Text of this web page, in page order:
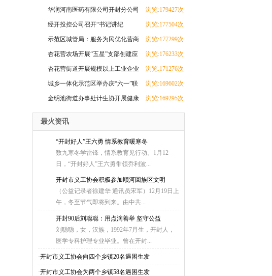
华润河南医药有限公司开封分公司
团支部成立
浏览:179427次
经开投控公司召开“书记讲纪
法”和“纪法与青春
浏览:177504次
示范区城管局：服务为民优化营商
环境 群众感激送
浏览:177299次
杏花营农场开展“五星”支部创建应
知应会知识测
浏览:176233次
杏花营街道开展规模以上工业企业
科技研发全覆盖
浏览:171276次
城乡一体化示范区举办庆“六一”联
欢会暨少儿才
浏览:169602次
金明池街道办事处计生协开展健康
厨艺大比拼活动
浏览:169295次
最火资讯
“开封好人”王六勇 情系教育暖寒冬
数九寒冬学雷锋，情系教育见行动。1月12
日，“开封好人”王六勇带领乔利波...
开封市义工协会积极参加顺河回族区文明
（公益记录者徐建华 通讯员宋军）12月19日上
午，冬至节气即将到来。由中共...
开封90后刘聪聪：用点滴善举 坚守公益
刘聪聪，女，汉族，1992年7月生，开封人，
医学专科护理专业毕业。曾在开封...
·开封市义工协会向四个乡镇20名遇困生发
·开封市义工协会为两个乡镇58名遇困生发